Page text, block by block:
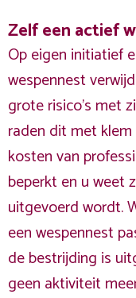
Zelf een actief
Op eigen initiatief
wespennest
grote risico’s met
raden dit met klem
kosten van
beperkt en u weet
uitgevoerd wordt.
een wespennest
de bestrijding is
geen aktiviteit